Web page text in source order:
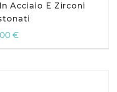
Acciaio E Zirconi
€